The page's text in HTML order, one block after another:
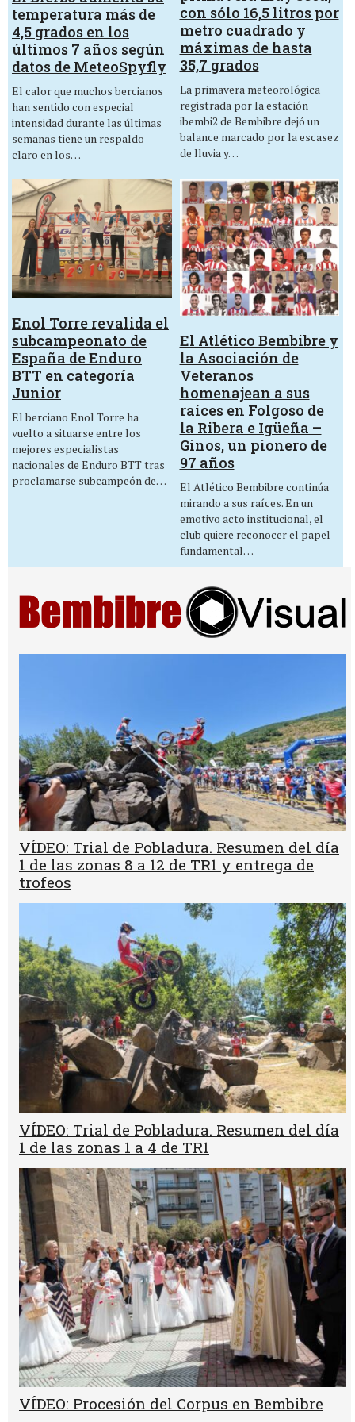
temperatura más de
4,5 grados en los
últimos 7 años según
datos de MeteoSpyfly
El calor que muchos bercianos
han sentido con especial
intensidad durante las últimas
semanas tiene un respaldo
claro en los…
con sólo 16,5 litros por
metro cuadrado y
máximas de hasta
35,7 grados
La primavera meteorológica
registrada por la estación
ibembi2 de Bembibre dejó un
balance marcado por la escasez
de lluvia y…
Enol Torre revalida el
subcampeonato de
España de Enduro
BTT en categoría
Junior
El berciano Enol Torre ha
vuelto a situarse entre los
mejores especialistas
nacionales de Enduro BTT tras
proclamarse subcampeón de…
El Atlético Bembibre y
la Asociación de
Veteranos
homenajean a sus
raíces en Folgoso de
la Ribera e Igüeña –
Ginos, un pionero de
97 años
El Atlético Bembibre continúa
mirando a sus raíces. En un
emotivo acto institucional, el
club quiere reconocer el papel
fundamental…
VÍDEO: Trial de Pobladura. Resumen del día
1 de las zonas 8 a 12 de TR1 y entrega de
trofeos
VÍDEO: Trial de Pobladura. Resumen del día
1 de las zonas 1 a 4 de TR1
VÍDEO: Procesión del Corpus en Bembibre